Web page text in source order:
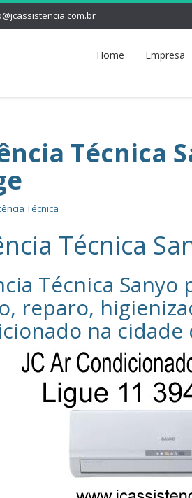
Home Empresa
Técnica
Técnica
Técnica
Técnica Sanyo‎
reparo,
na cidade